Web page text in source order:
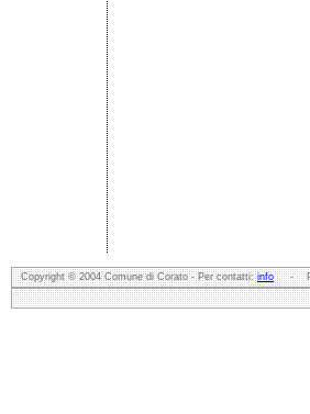
Copyright © 2004 Comune di Corato - Per contatti:info-